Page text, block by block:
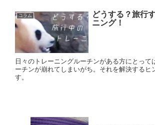
コラム
どうする？旅行
ニング！
日々のトレーニングルーチンがある方にとって
ーチンが崩れてしまいがち。それを解決するヒ
す。